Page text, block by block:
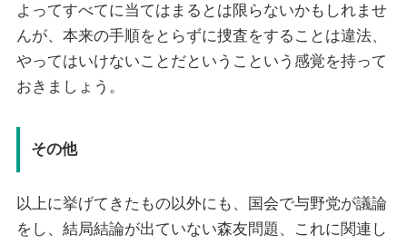
よってすべてに当てはまるとは限らないかもしれませ
んが、本来の手順をとらずに捜査をすることは違法、
やってはいけないことだというこという感覚を持って
おきましょう。
その他
以上に挙げてきたもの以外にも、国会で与野党が議論
をし、結局結論が出ていない森友問題、これに関連し